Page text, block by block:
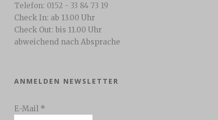
Telefon: 0152 - 33 84 73 19
Check In: ab 13.00 Uhr
Check Out: bis 11.00 Uhr
abweichend nach Absprache
ANMELDEN NEWSLETTER
E-Mail *